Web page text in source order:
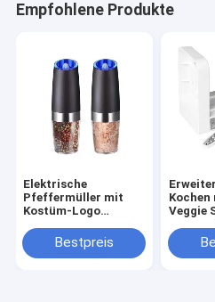
Empfohlene Produkte
Elektrische
Pfeffermüller mit
Kostüm-Logo
Salz- und
Pfeffermühle
Bestpreis
Kochen
Veggie